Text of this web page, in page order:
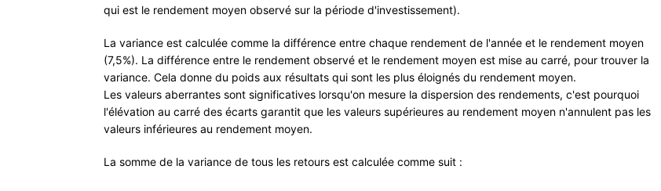
qui est le rendement moyen observé sur la période d'investissement).
La variance est calculée comme la différence entre chaque rendement de l'année et le rendement moyen
(7,5%). La différence entre le rendement observé et le rendement moyen est mise au carré, pour trouver la
variance. Cela donne du poids aux résultats qui sont les plus éloignés du rendement moyen.
Les valeurs aberrantes sont significatives lorsqu'on mesure la dispersion des rendements, c'est pourquoi
l'élévation au carré des écarts garantit que les valeurs supérieures au rendement moyen n'annulent pas les
valeurs inférieures au rendement moyen.
La somme de la variance de tous les retours est calculée comme suit :